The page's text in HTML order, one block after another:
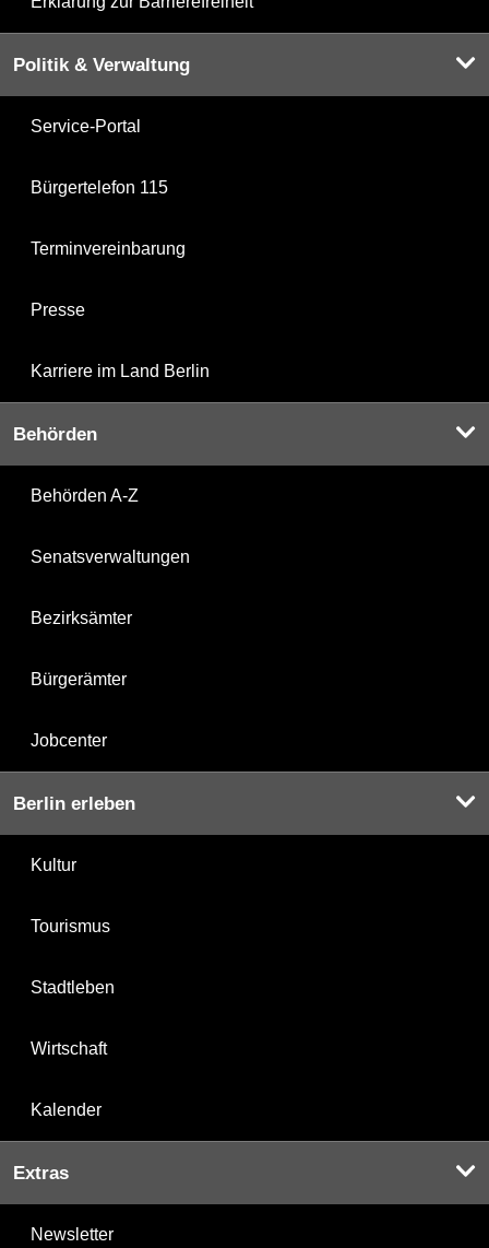
Politik & Verwaltung
Service-Portal
Bürgertelefon 115
Terminvereinbarung
Presse
Karriere im Land Berlin
Behörden
Behörden A-Z
Senatsverwaltungen
Bezirksämter
Bürgerämter
Jobcenter
Berlin erleben
Kultur
Tourismus
Stadtleben
Wirtschaft
Kalender
Extras
Newsletter